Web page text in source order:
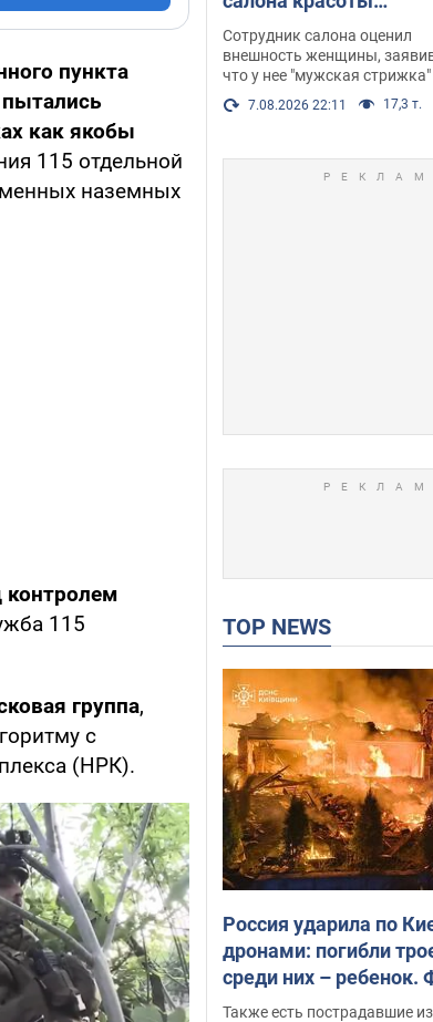
пункта
как якобы
115 отдельной
наземных
контролем
115
группа,
с
(НРК).
оскорбил женщину
после химиотерапии,
разгорелся скандал.
Фото
Сотрудник салона оценил
внешность женщины,
что у нее "мужская стрижка"
7.08.2026 22:11 17,3 т.
TOP NEWS
Россия ударила по
дронами: погибли
среди них – ребенок.
Также есть пострадавшие